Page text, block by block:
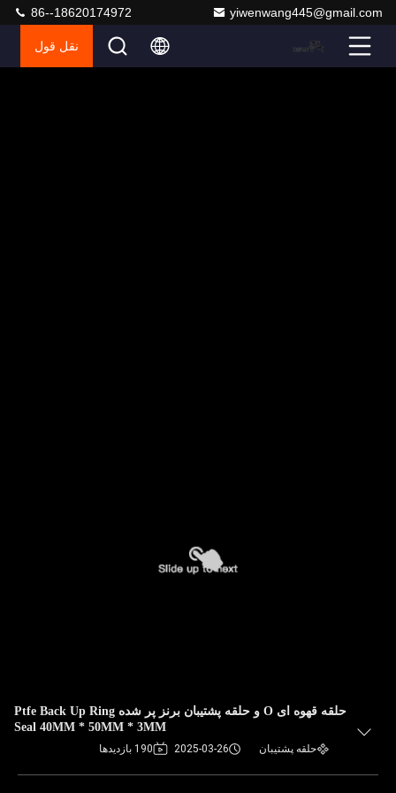
yiwenwang445@gmail.com
86--18620174972
نقل قول
حلقه قهوه ای O و حلقه پشتیبان برنز پر شده Ptfe Back Up Ring
Seal 40MM * 50MM * 3MM
حلقه پشتیبان 2025-03-26 190 بازدیدها